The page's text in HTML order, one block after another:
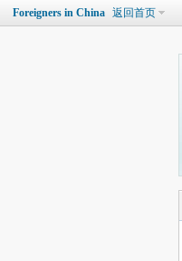
Foreigners in China 返回首页